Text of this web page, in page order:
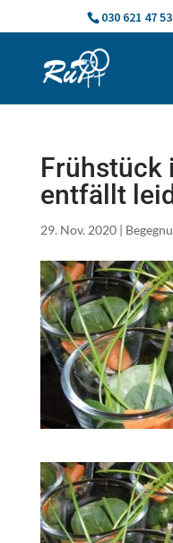
030 621 47 53
Frühstück
entfällt
29. Nov. 2020|